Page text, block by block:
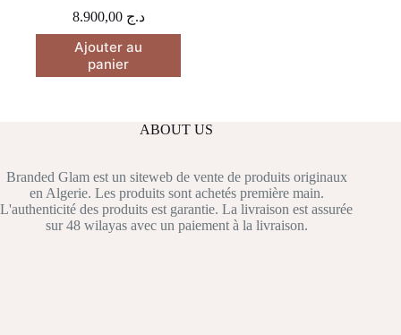
د.ج 8.900,00
Ajouter au
panier
ABOUT US
Branded Glam est un siteweb de vente de produits originaux
en Algerie. Les produits sont achetés première main.
L'authenticité des produits est garantie. La livraison est assurée
sur 48 wilayas avec un paiement à la livraison.